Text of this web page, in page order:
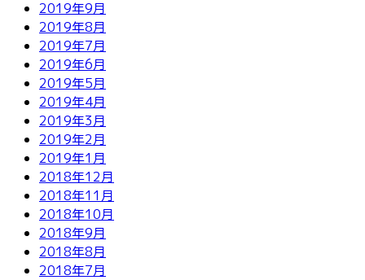
2019年9月
2019年8月
2019年7月
2019年6月
2019年5月
2019年4月
2019年3月
2019年2月
2019年1月
2018年12月
2018年11月
2018年10月
2018年9月
2018年8月
2018年7月